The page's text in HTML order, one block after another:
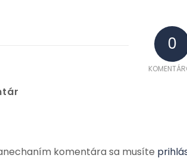
0
komentára sa musíte